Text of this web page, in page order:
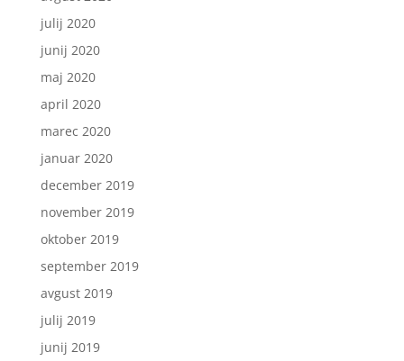
julij 2020
junij 2020
maj 2020
april 2020
marec 2020
januar 2020
december 2019
november 2019
oktober 2019
september 2019
avgust 2019
julij 2019
junij 2019